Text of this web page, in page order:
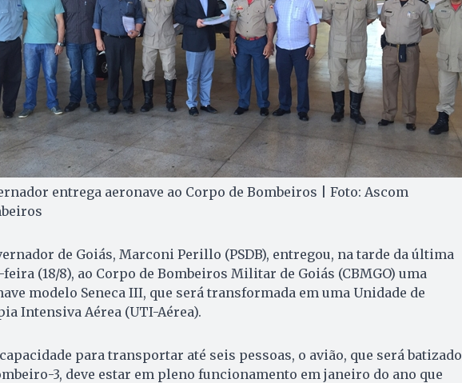
entrega aeronave ao Corpo de Bombeiros | Foto: Ascom
de Goiás, Marconi Perillo (PSDB), entregou, na tarde da última
(18/8), ao Corpo de Bombeiros Militar de Goiás (CBMGO) uma
modelo Seneca III, que será transformada em uma Unidade de
Intensiva Aérea (UTI-Aérea).
para transportar até seis pessoas, o avião, que será batizado
3, deve estar em pleno funcionamento em janeiro do ano que